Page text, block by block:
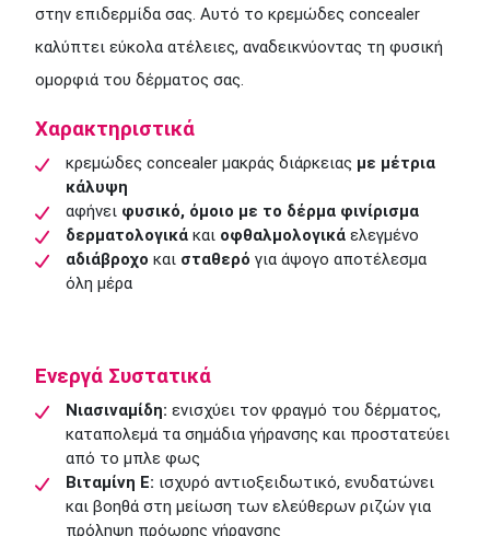
στην επιδερμίδα σας. Αυτό το κρεμώδες concealer
καλύπτει εύκολα ατέλειες, αναδεικνύοντας τη φυσική
ομορφιά του δέρματος σας.
Χαρακτηριστικά
κρεμώδες concealer μακράς διάρκειας με μέτρια
κάλυψη
αφήνει φυσικό, όμοιο με το δέρμα φινίρισμα
δερματολογικά και οφθαλμολογικά ελεγμένο
αδιάβροχο και σταθερό για άψογο αποτέλεσμα
όλη μέρα
Ενεργά Συστατικά
Νιασιναμίδη: ενισχύει τον φραγμό του δέρματος,
καταπολεμά τα σημάδια γήρανσης και προστατεύει
από το μπλε φως
Βιταμίνη E: ισχυρό αντιοξειδωτικό, ενυδατώνει
και βοηθά στη μείωση των ελεύθερων ριζών για
πρόληψη πρόωρης γήρανσης